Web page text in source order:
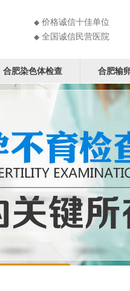
◆ 价格诚信十佳单位
◆ 全国诚信民营医院
合肥染色体检查 合肥输